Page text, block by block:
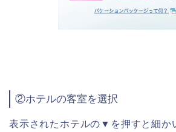
②ホテルの客室を選択
表示されたホテルの ▼を押すと細か